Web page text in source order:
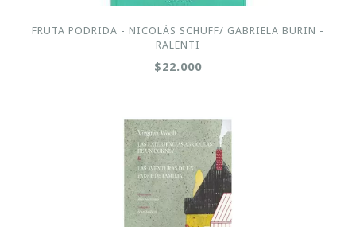
FRUTA PODRIDA - NICOLÁS SCHUFF/ GABRIELA BURIN -
RALENTI
$22.000